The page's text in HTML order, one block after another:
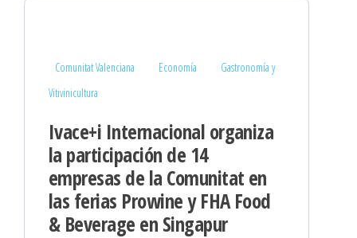
Comunitat Valenciana Economía
Gastronomía y
Vitivinicultura
Ivace+i Internacional organiza
la participación de 14
empresas de la Comunitat en
las ferias Prowine y FHA Food
& Beverage en Singapur